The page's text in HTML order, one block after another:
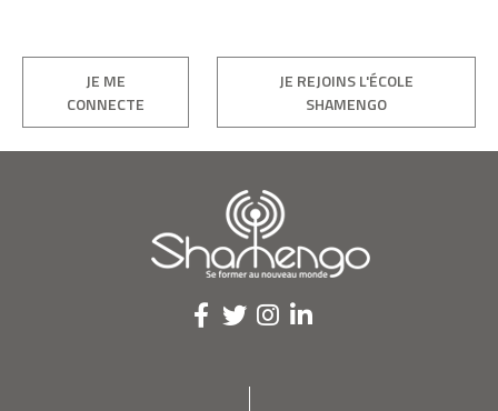
JE ME
CONNECTE
JE REJOINS L'ÉCOLE
SHAMENGO